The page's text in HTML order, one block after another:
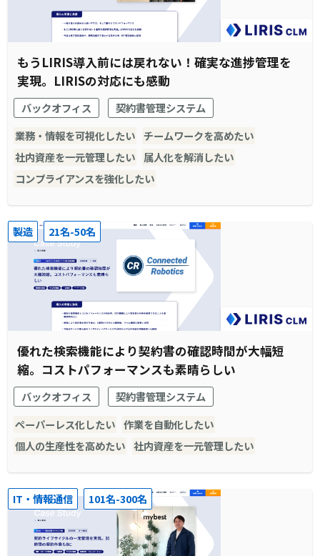
もうLIRIS導入前には戻れない！確実な進捗管理を
実現。LIRISの対応にも感動
バックオフィス
契約書管理システム
業務・情報を可視化したい チームワークを高めたい
社内資産を一元管理したい
属人化を解消したい
コンプライアンスを強化したい
製造 21名-50名
優れた検索機能により契約書の確認時間が大幅短
縮。コストパフォーマンスも素晴らしい
バックオフィス
契約書管理システム
ペーパーレス化したい 作業を自動化したい
個人の生産性を高めたい 社内資産を一元管理したい
IT・情報通信 101名-300名